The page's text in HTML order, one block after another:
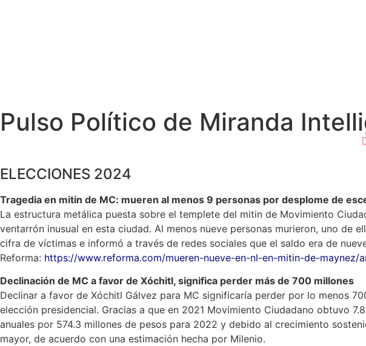
Pulso Político de Miranda
ELECCIONES 2024
Tragedia en mitin de MC: mueren al menos 9 personas por desplome de
La estructura metálica puesta sobre el templete del mitin de Movimiento
ventarrón inusual en esta ciudad. Al menos nueve personas murieron, uno de
cifra de víctimas e informó a través de redes sociales que el saldo era de
Reforma: https://www.reforma.com/mueren-nueve-en-nl-en-mitin-de-maynez/
Declinación de MC a favor de Xóchitl, significa perder más de 700 millones
Declinar a favor de Xóchitl Gálvez para MC significaría perder por lo menos
elección presidencial. Gracias a que en 2021 Movimiento Ciudadano obtuvo
anuales por 574.3 millones de pesos para 2022 y debido al crecimiento
mayor, de acuerdo con una estimación hecha por Milenio.